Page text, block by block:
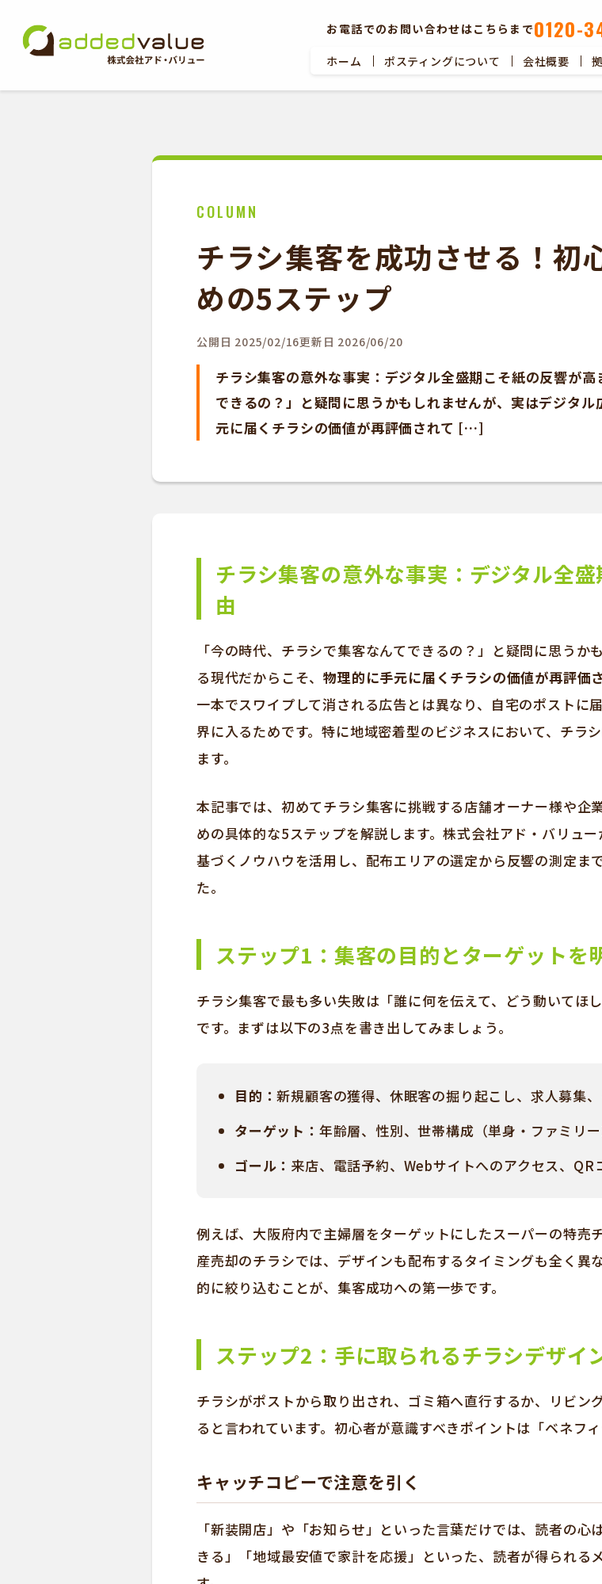
お電話でのお問い合わせはこちらまで0120-
ホーム ポスティングについて 会社概要
COLUMN
チラシ集客を成功させる！初
めの5ステップ
公開日 2025/02/16更新日 2026/06/20
チラシ集客の意外な事実：デジタル全盛期こそ紙の反響が
できるの？」と疑問に思うかもしれませんが、実はデジタ
元に届くチラシの価値が再評価されて […]
チラシ集客の意外な事実：デジタル全
由
「今の時代、チラシで集客なんてできるの？」と疑問に思う
る現代だからこそ、物理的に手元に届くチラシの価値が再評価
一本でスワイプして消される広告とは異なり、自宅のポストに
界に入るためです。特に地域密着型のビジネスにおいて、チラ
ます。
本記事では、初めてチラシ集客に挑戦する店舗オーナー様や企
めの具体的な5ステップを解説します。株式会社アド・バリュ
基づくノウハウを活用し、配布エリアの選定から反響の測定ま
た。
ステップ1：集客の目的とターゲットを
チラシ集客で最も多い失敗は「誰に何を伝えて、どう動いてほ
です。まずは以下の3点を書き出してみましょう。
目的：新規顧客の獲得、休眠客の掘り起こし、求人募集
ターゲット： 年齢層、性別、世帯構成（単身・ファミリ
ゴール： 来店、電話予約、Webサイトへのアクセス、QR
例えば、大阪府内で主婦層をターゲットにしたスーパーの特売
産売却のチラシでは、デザインも配布するタイミングも全く異
的に絞り込むことが、集客成功への第一歩です。
ステップ2：手に取られるチラシデザイ
チラシがポストから取り出され、ゴミ箱へ直行するか、リビン
ると言われています。初心者が意識すべきポイントは「ベネフ
キャッチコピーで注意を引く
「新装開店」や「お知らせ」といった言葉だけでは、読者の
きる」「地域最安値で家計を応援」といった、読者が得られる